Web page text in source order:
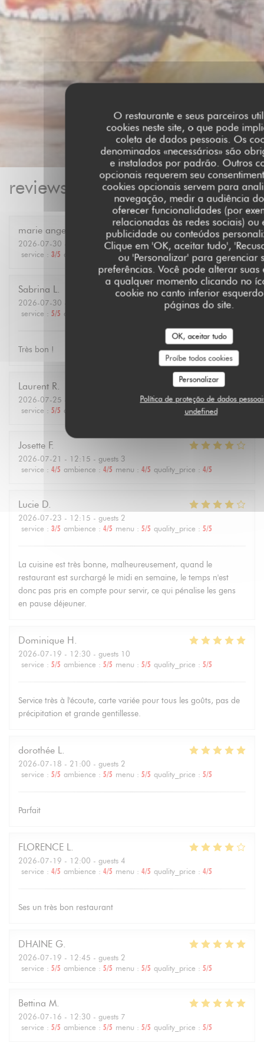
O restaurante e seus parceiros
cookies neste site, o que pode
coleta de dados pessoais. Os
denominados «necessários» são
e instalados por padrão. Outros
opcionais requerem seu
cookies opcionais servem para
navegação, medir a audiência
oferecer funcionalidades (por
relacionadas às redes sociais) ou
publicidade ou conteúdos
Clique em 'OK, aceitar tudo',
ou 'Personalizar' para gerenciar
preferências. Você pode alterar suas
a qualquer momento clicando no
cookie no canto inferior
páginas do site.
OK, aceitar tudo
Proíbe todos cookies
Personalizar
Política de proteção de dados
undefined
marie ange
2026-07-30 - 12:30 - guests 6
service : 3/5 ambience menu: 4/5 quality_price: 4/5
Sabrina L
2026-07-30 - 12:30 - guests 3
service : 5/5 ambience quality_price
Très bon !
Laurent R
2026-07-25 - 19:30 - guests 4
service : 5/5 ambience quality_price: 5/5
Josette F
2026-07-21 - 12:15 - guests 3
service : 4/5 ambience : 4/5 menu : 4/5 quality_price : 4/5
Lucie D
2026-07-23 - 12:15 - guests 2
service : 3/5 ambience : 4/5 menu : 5/5 quality_price : 5/5
La cuisine est très bonne, malheureusement, quand le
restaurant est surchargé le midi en semaine, le temps n'est
donc pas pris en compte pour servir, ce qui pénalise les gens
en pause déjeuner.
Dominique H
2026-07-19 - 12:30 - guests 10
service : 5/5 ambience : 5/5 menu : 5/5 quality_price : 5/5
Service très à l'écoute, carte variée pour tous les goûts, pas de
précipitation et grande gentillesse.
dorothée L
2026-07-18 - 21:00 - guests 2
service : 5/5 ambience : 5/5 menu : 5/5 quality_price : 5/5
Parfait
FLORENCE L
2026-07-19 - 12:00 - guests 4
service : 4/5 ambience : 4/5 menu : 4/5 quality_price : 4/5
Ses un très bon restaurant
DHAINE G
2026-07-19 - 12:45 - guests 2
service : 5/5 ambience : 5/5 menu : 5/5 quality_price : 5/5
Bettina M
2026-07-16 - 12:30 - guests 7
service : 5/5 ambience : 5/5 menu : 5/5 quality_price : 5/5